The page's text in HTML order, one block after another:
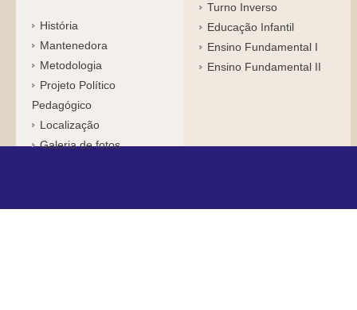
História
Mantenedora
Metodologia
Projeto Político
Pedagógico
Localização
Galeria de fotos
Turno Inverso
Educação Infantil
Ensino Fundamental I
Ensino Fundamental II